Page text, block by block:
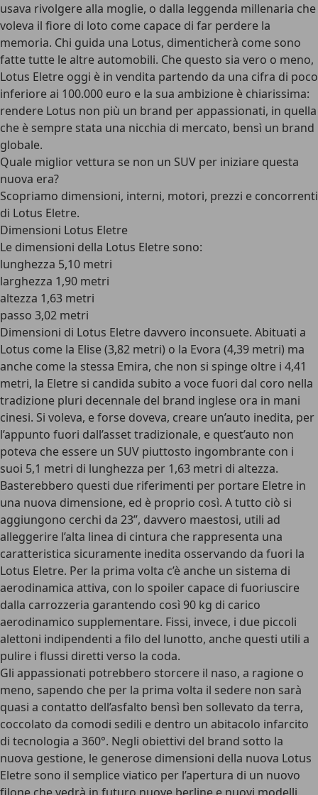
usava rivolgere alla moglie, o dalla leggenda millenaria che
voleva il fiore di loto come capace di far perdere la
memoria. Chi guida una Lotus, dimenticherà come sono
fatte tutte le altre automobili. Che questo sia vero o meno,
Lotus Eletre oggi è in vendita partendo da una cifra di poco
inferiore ai 100.000 euro e la sua ambizione è chiarissima:
rendere Lotus non più un brand per appassionati, in quella
che è sempre stata una nicchia di mercato, bensì un brand
globale.
Quale miglior vettura se non un SUV per iniziare questa
nuova era?
Scopriamo dimensioni, interni, motori, prezzi e concorrenti
di Lotus Eletre.
Dimensioni Lotus Eletre
Le dimensioni della Lotus Eletre sono:
lunghezza 5,10 metri
larghezza 1,90 metri
altezza 1,63 metri
passo 3,02 metri
Dimensioni di Lotus Eletre davvero inconsuete. Abituati a
Lotus come la Elise (3,82 metri) o la Evora (4,39 metri) ma
anche come la stessa Emira, che non si spinge oltre i 4,41
metri, la Eletre si candida subito a voce fuori dal coro nella
tradizione pluri decennale del brand inglese ora in mani
cinesi. Si voleva, e forse doveva, creare un’auto inedita, per
l’appunto fuori dall’asset tradizionale, e quest’auto non
poteva che essere un SUV piuttosto ingombrante con i
suoi 5,1 metri di lunghezza per 1,63 metri di altezza.
Basterebbero questi due riferimenti per portare Eletre in
una nuova dimensione, ed è proprio così. A tutto ciò si
aggiungono cerchi da 23”, davvero maestosi, utili ad
alleggerire l’alta linea di cintura che rappresenta una
caratteristica sicuramente inedita osservando da fuori la
Lotus Eletre. Per la prima volta c’è anche un sistema di
aerodinamica attiva, con lo spoiler capace di fuoriuscire
dalla carrozzeria garantendo così 90 kg di carico
aerodinamico supplementare. Fissi, invece, i due piccoli
alettoni indipendenti a filo del lunotto, anche questi utili a
pulire i flussi diretti verso la coda.
Gli appassionati potrebbero storcere il naso, a ragione o
meno, sapendo che per la prima volta il sedere non sarà
quasi a contatto dell’asfalto bensì ben sollevato da terra,
coccolato da comodi sedili e dentro un abitacolo infarcito
di tecnologia a 360°. Negli obiettivi del brand sotto la
nuova gestione, le generose dimensioni della nuova Lotus
Eletre sono il semplice viatico per l’apertura di un nuovo